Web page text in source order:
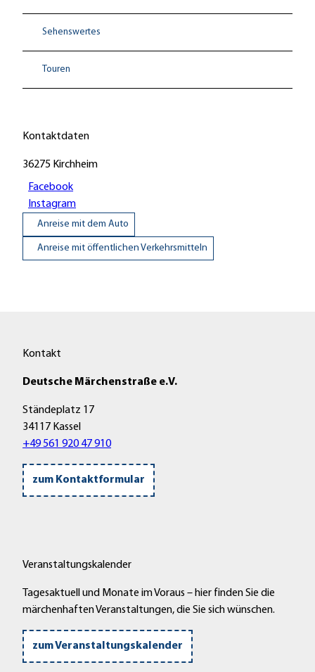
Sehenswertes
Touren
Kontaktdaten
36275 Kirchheim
Facebook
Instagram
Anreise mit dem Auto
Anreise mit öffentlichen Verkehrsmitteln
Kontakt
Deutsche Märchenstraße e.V.
Ständeplatz 17
34117 Kassel
+49 561 920 47 910
zum Kontaktformular
Veranstaltungskalender
Tagesaktuell und Monate im Voraus – hier finden Sie die
märchenhaften Veranstaltungen, die Sie sich wünschen.
zum Veranstaltungskalender